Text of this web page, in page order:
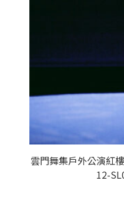
雲門舞集戶外公演紅
12-